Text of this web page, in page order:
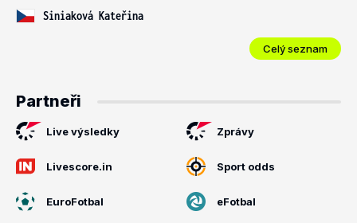
Siniaková Kateřina
Celý seznam
Partneři
Live výsledky Zprávy
Livescore.in Sport odds
EuroFotbal eFotbal